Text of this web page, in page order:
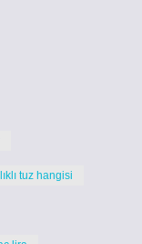
tuz hangisi